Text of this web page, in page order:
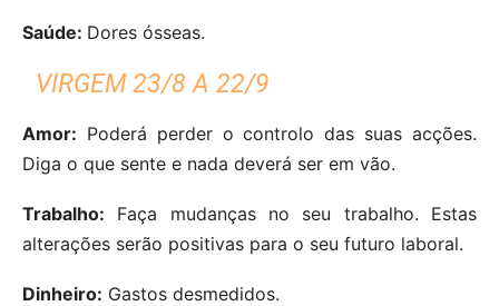
Saúde: Dores ósseas.
VIRGEM 23/8 A 22/9
Amor: Poderá perder o controlo das suas acções.
Diga o que sente e nada deverá ser em vão.
Trabalho: Faça mudanças no seu trabalho. Estas
alterações serão positivas para o seu futuro laboral.
Dinheiro: Gastos desmedidos.